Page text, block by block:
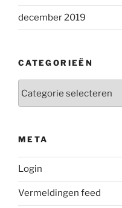
december 2019
CATEGORIEËN
META
Login
Vermeldingen feed